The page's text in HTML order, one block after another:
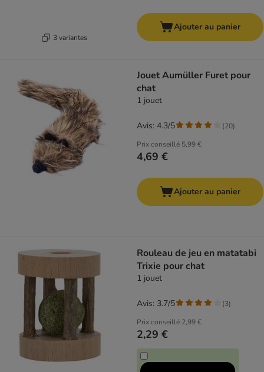
3 variantes
Ajouter au panier
Jouet Aumüller Furet pour
chat
1 jouet
Prix conseillé 5,99 €
4,69 €
Avis: 4.3/5 (20)
Ajouter au panier
Rouleau de jeu en matatabi
Trixie pour chat
1 jouet
Prix conseillé 2,99 €
2,29 €
Avis: 3.7/5 (3)